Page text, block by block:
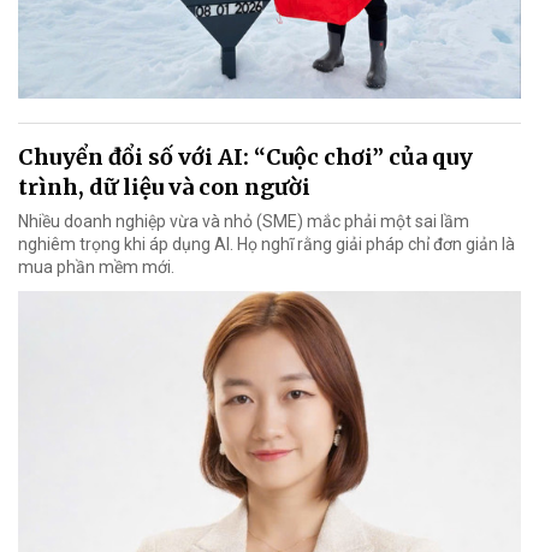
Chuyển đổi số với AI: “Cuộc chơi” của quy
trình, dữ liệu và con người
Nhiều doanh nghiệp vừa và nhỏ (SME) mắc phải một sai lầm
nghiêm trọng khi áp dụng AI. Họ nghĩ rằng giải pháp chỉ đơn giản là
mua phần mềm mới.